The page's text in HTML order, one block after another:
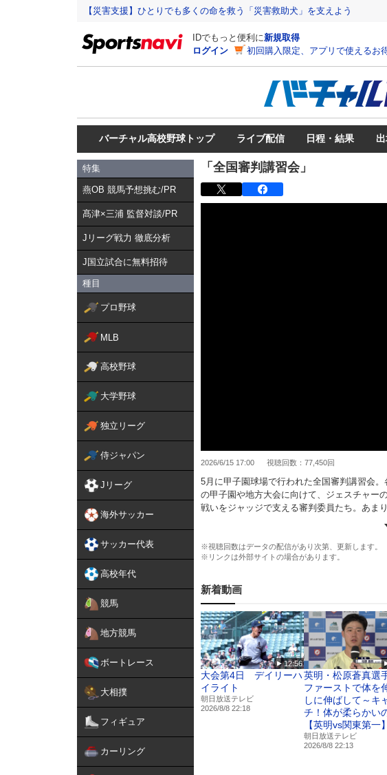
【災害支援】ひとりでも多くの命を救う「災害救助犬」を支えよう
IDでもっと便利に新規取得
ログイン
初回購入限定、アプリで使えるお
バーチャル高校野球トップ ライブ配信 日程・結果
特集
燕OB 競馬予想挑む/PR
髙津×三浦 監督対談/PR
Jリーグ戦力 徹底分析
J国立試合に無料招待
種目
プロ野球
MLB
高校野球
大学野球
独立リーグ
侍ジャパン
Jリーグ
海外サッカー
サッカー代表
高校年代
競馬
地方競馬
ボートレース
大相撲
フィギュア
カーリング
「全国審判講習会」
2026/6/15 17:00 視聴回数：77,450回
5月に甲子園球場で行われた全国審判講習会
の甲子園や地方大会に向けて、ジェスチャー
戦いをジャッジで支える審判委員たち。あま
※視聴回数はデータの配信があり次第、更新します。
※リンクは外部サイトの場合があります。
新着動画
12:56
大会第4日 デイリーハ
イライト
朝日放送テレビ
2026/8/8 22:18
英明・松原蒼真選
ファーストで体を
しに伸ばして～キ
チ！体が柔らかい
【英明vs関東第一】
朝日放送テレビ
2026/8/8 22:13